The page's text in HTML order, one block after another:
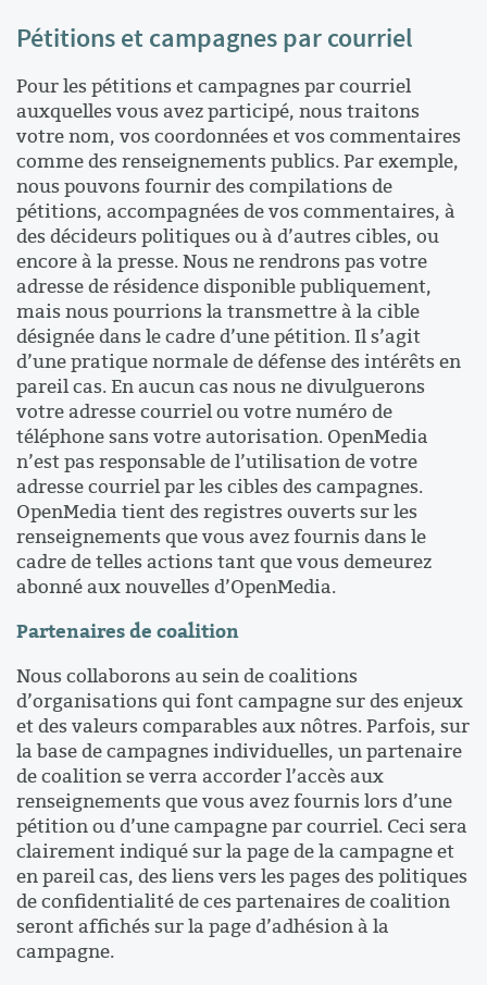
Pétitions et campagnes par courriel
Pour les pétitions et campagnes par courriel
auxquelles vous avez participé, nous traitons
votre nom, vos coordonnées et vos commentaires
comme des renseignements publics. Par exemple,
nous pouvons fournir des compilations de
pétitions, accompagnées de vos commentaires, à
des décideurs politiques ou à d’autres cibles, ou
encore à la presse. Nous ne rendrons pas votre
adresse de résidence disponible publiquement,
mais nous pourrions la transmettre à la cible
désignée dans le cadre d’une pétition. Il s’agit
d’une pratique normale de défense des intérêts en
pareil cas. En aucun cas nous ne divulguerons
votre adresse courriel ou votre numéro de
téléphone sans votre autorisation. OpenMedia
n’est pas responsable de l’utilisation de votre
adresse courriel par les cibles des campagnes.
OpenMedia tient des registres ouverts sur les
renseignements que vous avez fournis dans le
cadre de telles actions tant que vous demeurez
abonné aux nouvelles d’OpenMedia.
Partenaires de coalition
Nous collaborons au sein de coalitions
d’organisations qui font campagne sur des enjeux
et des valeurs comparables aux nôtres. Parfois, sur
la base de campagnes individuelles, un partenaire
de coalition se verra accorder l’accès aux
renseignements que vous avez fournis lors d’une
pétition ou d’une campagne par courriel. Ceci sera
clairement indiqué sur la page de la campagne et
en pareil cas, des liens vers les pages des politiques
de confidentialité de ces partenaires de coalition
seront affichés sur la page d’adhésion à la
campagne.